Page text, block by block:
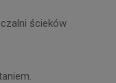
ścieków